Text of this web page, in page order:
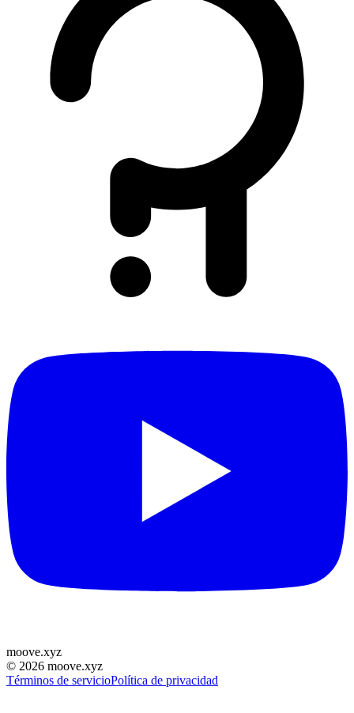
moove.xyz
© 2026 moove.xyz
Términos de servicioPolítica de privacidad